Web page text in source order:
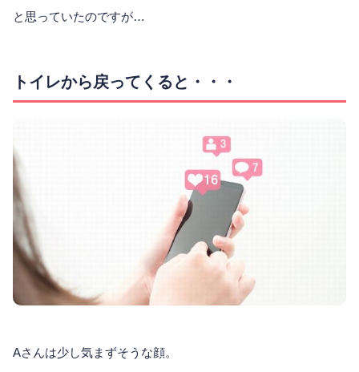
と思っていたのですが…
トイレから戻ってくると・・・
Aさんは少し気まずそうな顔。